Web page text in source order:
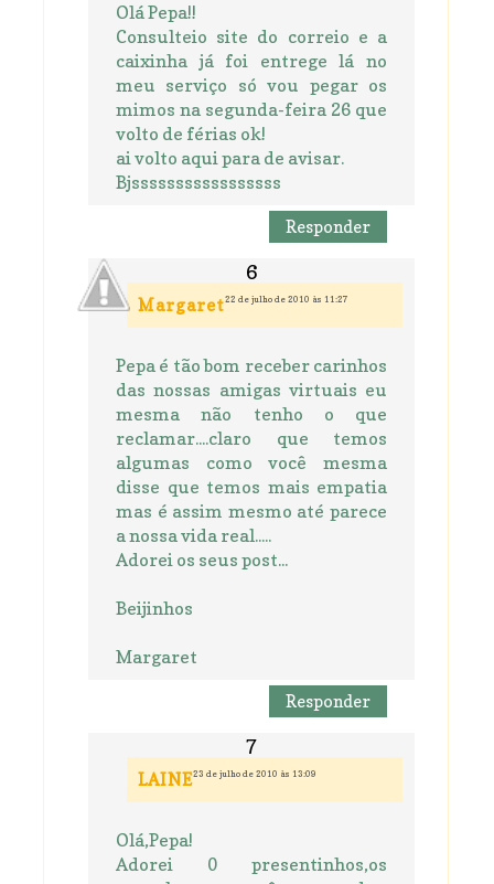
Olá Pepa!!
Consulteio site do correio e a
caixinha já foi entrege lá no
meu serviço só vou pegar os
mimos na segunda-feira 26 que
volto de férias ok!
ai volto aqui para de avisar.
Bjsssssssssssssssss
Responder
Margaret22 de julho de 2010 às 11:27
Pepa é tão bom receber carinhos
das nossas amigas virtuais eu
mesma não tenho o que
reclamar....claro que temos
algumas como você mesma
disse que temos mais empatia
mas é assim mesmo até parece
a nossa vida real.....
Adorei os seus post...
Beijinhos
Margaret
Responder
LAINE23 de julho de 2010 às 13:09
Olá,Pepa!
Adorei 0 presentinhos,os